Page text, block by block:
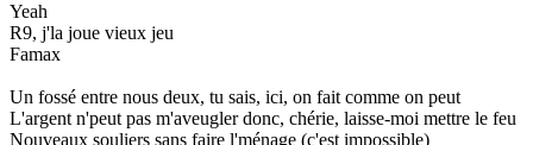
Yeah
R9, j'la joue vieux jeu
Famax
Un fossé entre nous deux, tu sais, ici, on fait comme on peut
L'argent n'peut pas m'aveugler donc, chérie, laisse-moi mettre le feu
Nouveaux souliers sans faire l'ménage (c'est impossible)